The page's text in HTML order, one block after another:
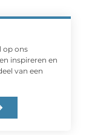
op ons
inspireren en
van een